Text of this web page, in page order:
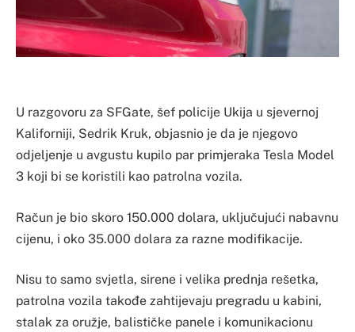
U razgovoru za SFGate, šef policije Ukija u sjevernoj
Kaliforniji, Sedrik Kruk, objasnio je da je njegovo
odjeljenje u avgustu kupilo par primjeraka Tesla Model
3 koji bi se koristili kao patrolna vozila.
Račun je bio skoro 150.000 dolara, uključujući nabavnu
cijenu, i oko 35.000 dolara za razne modifikacije.
Nisu to samo svjetla, sirene i velika prednja rešetka,
patrolna vozila takođe zahtijevaju pregradu u kabini,
stalak za oružje, balističke panele i komunikacionu